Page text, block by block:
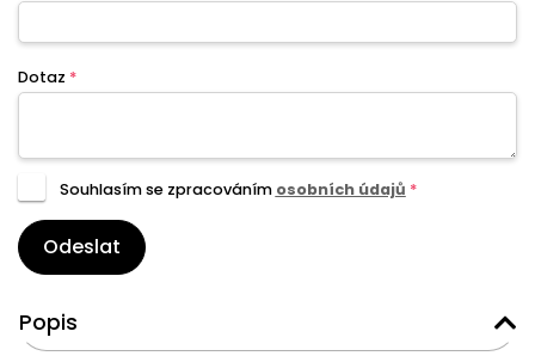
Dotaz *
Souhlasím se zpracováním osobních údajů *
Odeslat
Popis